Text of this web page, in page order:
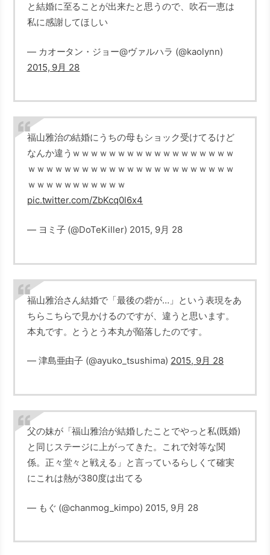
と結婚に至ることが出来たと思うので、吹石一恵は
私に感謝してほしい
— カオータン・ジョー@ヴァルハラ (@kaolynn)
2015, 9月 28
福山雅治の結婚にうちの母もショック受けてるけど
なんか違うｗｗｗｗｗｗｗｗｗｗｗｗｗｗｗｗｗｗ
ｗｗｗｗｗｗｗｗｗｗｗｗｗｗｗｗｗｗｗｗｗｗｗ
ｗｗｗｗｗｗｗｗｗｗｗ
pic.twitter.com/ZbKcq0l6x4
— ヨミ子 (@DoTeKiller) 2015, 9月 28
福山雅治さん結婚で「最後の砦が…」という表現をあ
ちらこちらで見かけるのですが、違うと思います。
本丸です。とうとう本丸が陥落したのです。
— 津島亜由子 (@ayuko_tsushima) 2015, 9月 28
父の妹が「福山雅治が結婚したことでやっと私(既婚)
と同じステージに上がってきた。これで対等な関
係。正々堂々と戦える」と言っているらしくて確実
にこれは熱が380度は出てる
— もぐ (@chanmog_kimpo) 2015, 9月 28